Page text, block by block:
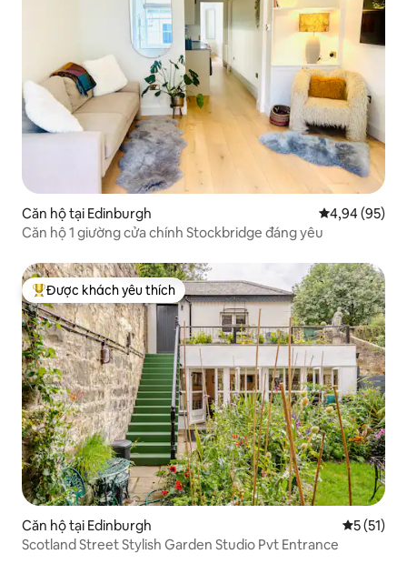
Căn hộ tại Edinburgh Xếp hạng
4,94 (95)
Căn hộ 1 giường cửa chính Stockbridge đáng yêu
Được khách yêu thích nhất
Được khách yêu thích
Căn hộ tại Edinburgh Xếp hạng
5 (51)
Scotland Street Stylish Garden Studio Pvt Entrance